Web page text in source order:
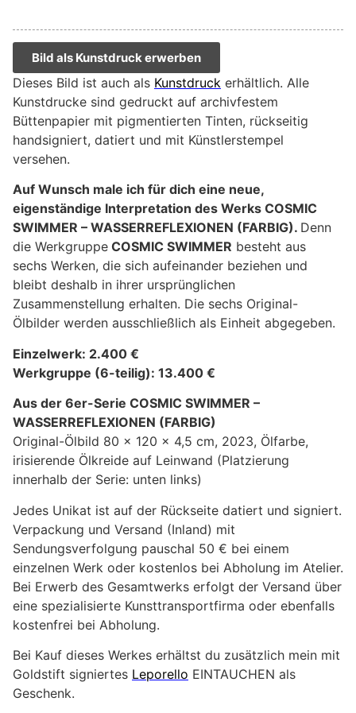
Bild als Kunstdruck erwerben
Dieses Bild ist auch als Kunstdruck erhältlich. Alle
Kunstdrucke sind gedruckt auf archivfestem
Büttenpapier mit pigmentierten Tinten, rückseitig
handsigniert, datiert und mit Künstlerstempel
versehen.
Auf Wunsch male ich für dich eine neue,
eigenständige Interpretation des Werks COSMIC
SWIMMER – WASSERREFLEXIONEN (FARBIG). Denn
die Werkgruppe COSMIC SWIMMER besteht aus
sechs Werken, die sich aufeinander beziehen und
bleibt deshalb in ihrer ursprünglichen
Zusammenstellung erhalten. Die sechs Original-
Ölbilder werden ausschließlich als Einheit abgegeben.
Einzelwerk: 2.400 €
Werkgruppe (6-teilig): 13.400 €
Aus der 6er-Serie COSMIC SWIMMER –
WASSERREFLEXIONEN (FARBIG)
Original-Ölbild 80 x 120 x 4,5 cm, 2023, Ölfarbe,
irisierende Ölkreide auf Leinwand (Platzierung
innerhalb der Serie: unten links)
Jedes Unikat ist auf der Rückseite datiert und signiert.
Verpackung und Versand (Inland) mit
Sendungsverfolgung pauschal 50 € bei einem
einzelnen Werk oder kostenlos bei Abholung im Atelier.
Bei Erwerb des Gesamtwerks erfolgt der Versand über
eine spezialisierte Kunsttransportfirma oder ebenfalls
kostenfrei bei Abholung.
Bei Kauf dieses Werkes erhältst du zusätzlich mein mit
Goldstift signiertes Leporello EINTAUCHEN als
Geschenk.